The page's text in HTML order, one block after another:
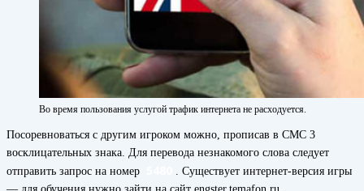
Во время пользования услугой трафик интернета не расходуется.
Посоревноваться с другим игроком можно, прописав в СМС 3
восклицательных знака. Для перевода незнакомого слова следует
отправить запрос на номер
. Существует интернет-версия игры